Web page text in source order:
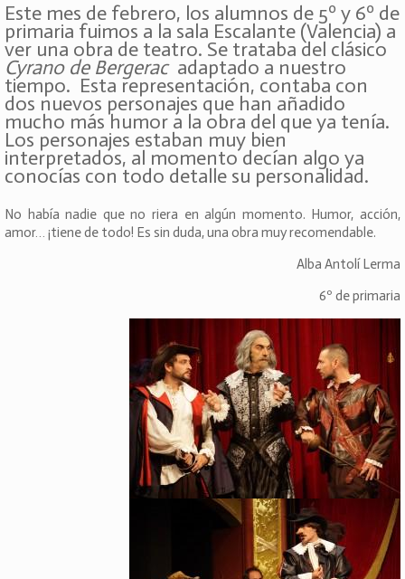
Este mes de febrero, los alumnos de 5º y 6º de
primaria fuimos a la sala Escalante (Valencia) a
ver una obra de teatro. Se trataba del clásico
Cyrano de Bergeracadaptado a nuestro
tiempo. Esta representación, contaba con
dos nuevos personajes que han añadido
mucho más humor a la obra del que ya tenía.
Los personajes estaban muy bien
interpretados, al momento decían algo ya
conocías con todo detalle su personalidad.
No había nadie que no riera en algún momento. Humor, acción,
amor… ¡tiene de todo! Es sin duda, una obra muy recomendable.
Alba Antolí Lerma
6º de primaria